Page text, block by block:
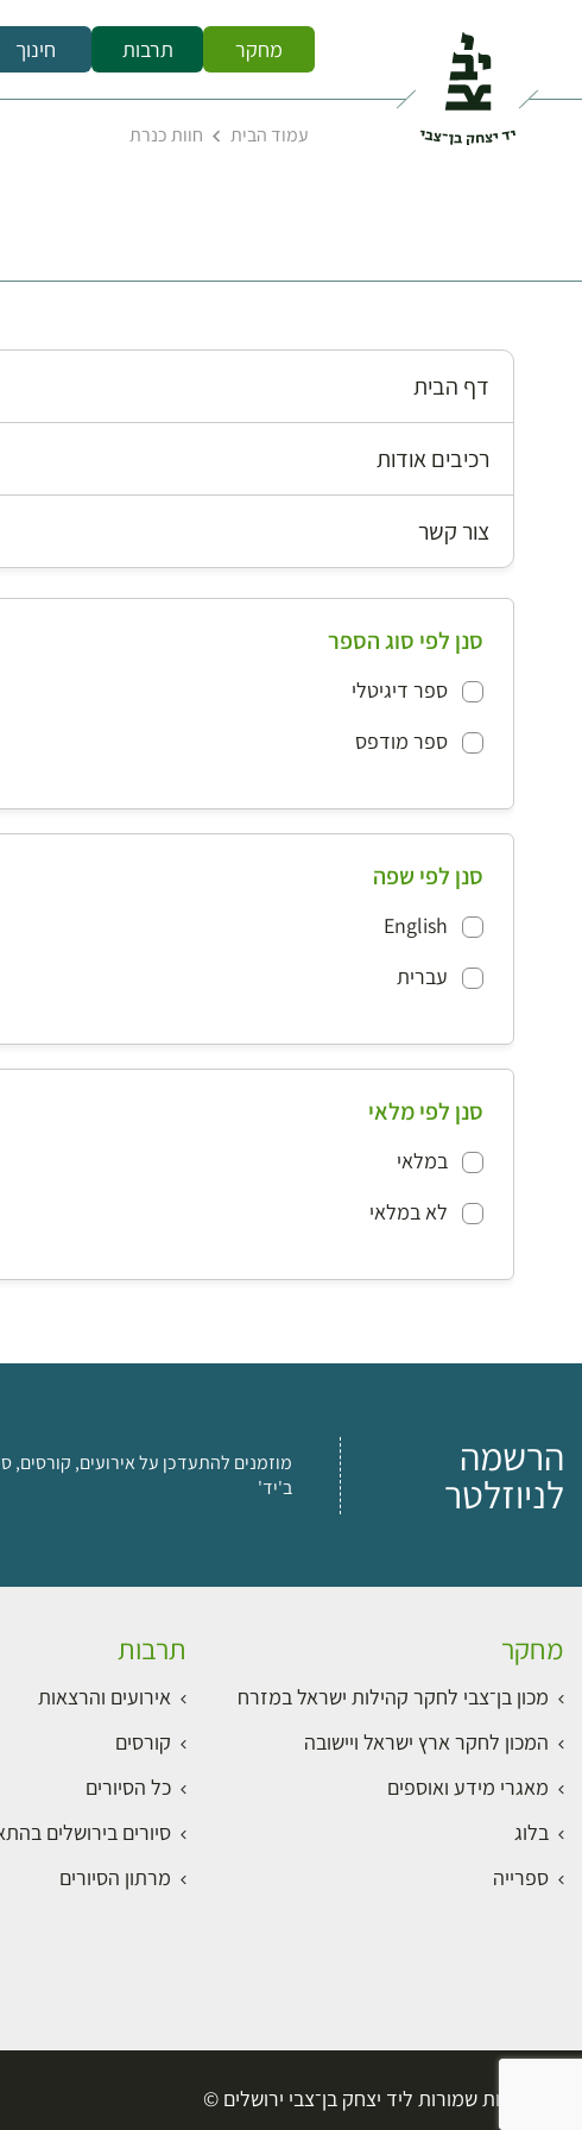
מחקר תרבות חינוך
עמוד הבית חוות כנרת
דף הבית
רכיבים אודות
צור קשר
סנן לפי סוג הספר
ספר דיגיטלי
ספר מודפס
סנן לפי שפה
English
עברית
סנן לפי מלאי
במלאי
לא במלאי
הרשמה
לניוזלטר
מוזמנים להתעדכן על אירועים,
ב'יד'
מחקר
מכון בן־צבי לחקר קהילות ישראל במזרח
המכון לחקר ארץ ישראל ויישובה
מאגרי מידע ואוספים
בלוג
ספרייה
תרבות
אירועים והרצאות
קורסים
כל הסיורים
סיורים בירושלים
מרתון הסיורים
כל הזכויות שמורות ליד יצחק בן־צבי ירושלים ©